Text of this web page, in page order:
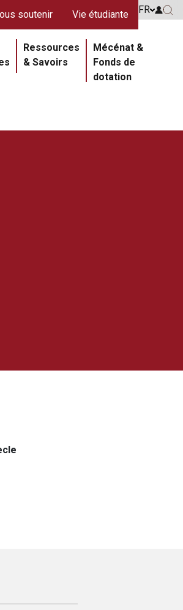
Ressources
& Savoirs
Mécénat &
Fonds de
dotation
soutenir Vie étudiante FR Go to
Go